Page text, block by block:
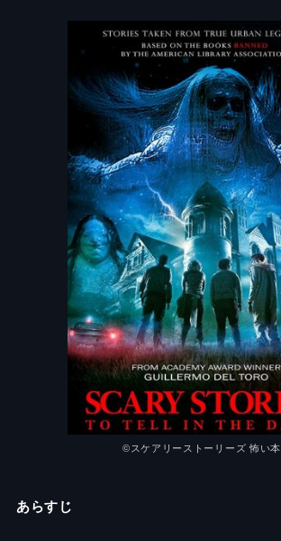
©︎スケアリーストーリーズ 怖い本
あらすじ